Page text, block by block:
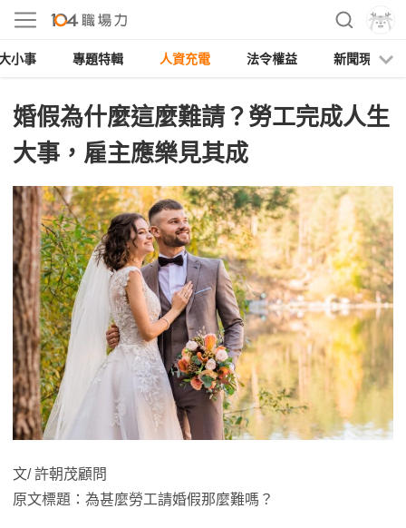
小事 專題特輯 人資充電 法令權益 新聞現場
婚假為什麼這麼難請？勞工完成人生
大事，雇主應樂見其成
文/ 許朝茂顧問
原文標題：為甚麼勞工請婚假那麼難嗎？